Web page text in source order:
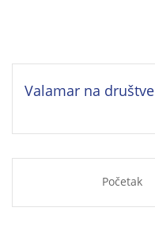
Valamar na
Početak